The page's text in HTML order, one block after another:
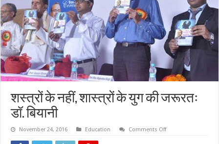
शस्त्रों के नहीं, शास्त्रों के युग की जरूरतः
डॉ. बियानी
November 24, 2016 Education Comments Offon